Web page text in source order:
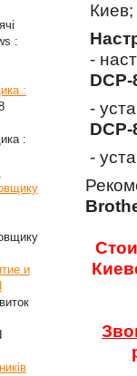
:
:
:
и
Киев;
-
-
-